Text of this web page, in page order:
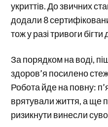
укриттів. До звичних
додали 8
тож у разі тривоги
За порядком на воді,
здоров’я посилено
Робота йде на повну:
врятували життя, а ще
ризикнути винесли